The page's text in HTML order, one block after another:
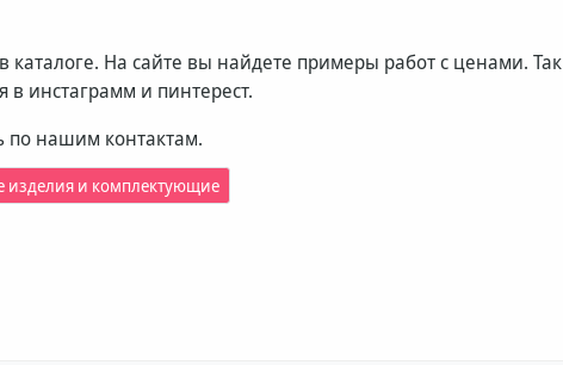
На сайте вы найдете примеры работ с ценами. Так
инстаграмм и пинтерест.
нашим контактам.
изделия и комплектующие